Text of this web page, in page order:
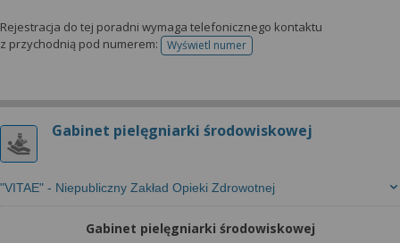
Rejestracja do tej poradni wymaga telefonicznego kontaktu
z przychodnią pod numerem:
Wyświetl numertelefonu do rejestracji
Gabinet pielęgniarki środowiskowej
"VITAE" - Niepubliczny Zakład Opieki Zdrowotnej
Gabinet pielęgniarki środowiskowej